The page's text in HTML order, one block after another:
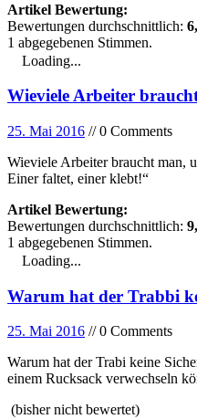
Artikel Bewertung:
Bewertungen durchschnittlich:
1 abgegebenen Stimmen.
Loading...
Wieviele Arbeiter
25. Mai 2016 // 0 Comments
Wieviele Arbeiter braucht man,
Einer faltet, einer klebt!“
Artikel Bewertung:
Bewertungen durchschnittlich:
1 abgegebenen Stimmen.
Loading...
Warum hat der Trabbi
25. Mai 2016 // 0 Comments
Warum hat der Trabi keine
einem Rucksack verwechseln
(bisher nicht bewertet)